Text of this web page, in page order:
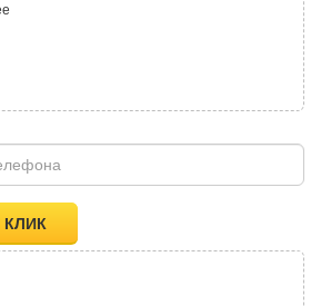
КЛИК